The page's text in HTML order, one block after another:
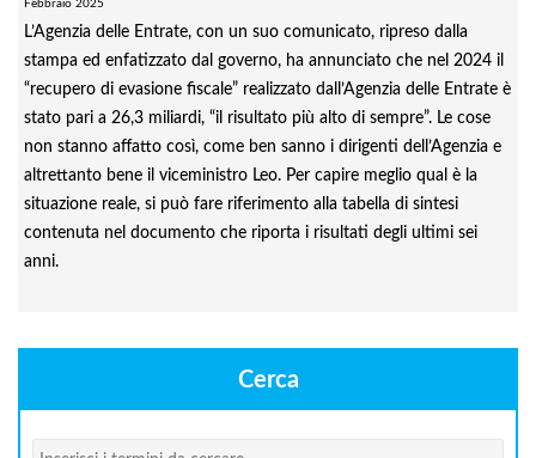
Febbraio 2025
L’Agenzia delle Entrate, con un suo comunicato, ripreso dalla
stampa ed enfatizzato dal governo, ha annunciato che nel 2024 il
“recupero di evasione fiscale” realizzato dall’Agenzia delle Entrate è
stato pari a 26,3 miliardi, “il risultato più alto di sempre”. Le cose
non stanno affatto così, come ben sanno i dirigenti dell’Agenzia e
altrettanto bene il viceministro Leo. Per capire meglio qual è la
situazione reale, si può fare riferimento alla tabella di sintesi
contenuta nel documento che riporta i risultati degli ultimi sei
anni.
Cerca
Cerca